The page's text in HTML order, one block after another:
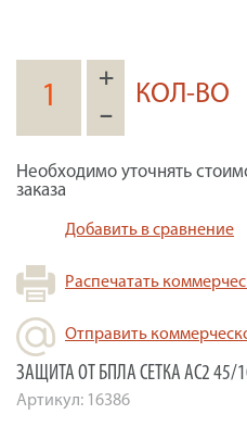
+
–
КОЛ-ВО
Необходимо уточнять
заказа
Добавить в сравнение
Распечатать
Отправить
ЗАЩИТА ОТ БПЛА СЕТКА АС2 45/
Артикул: 16386